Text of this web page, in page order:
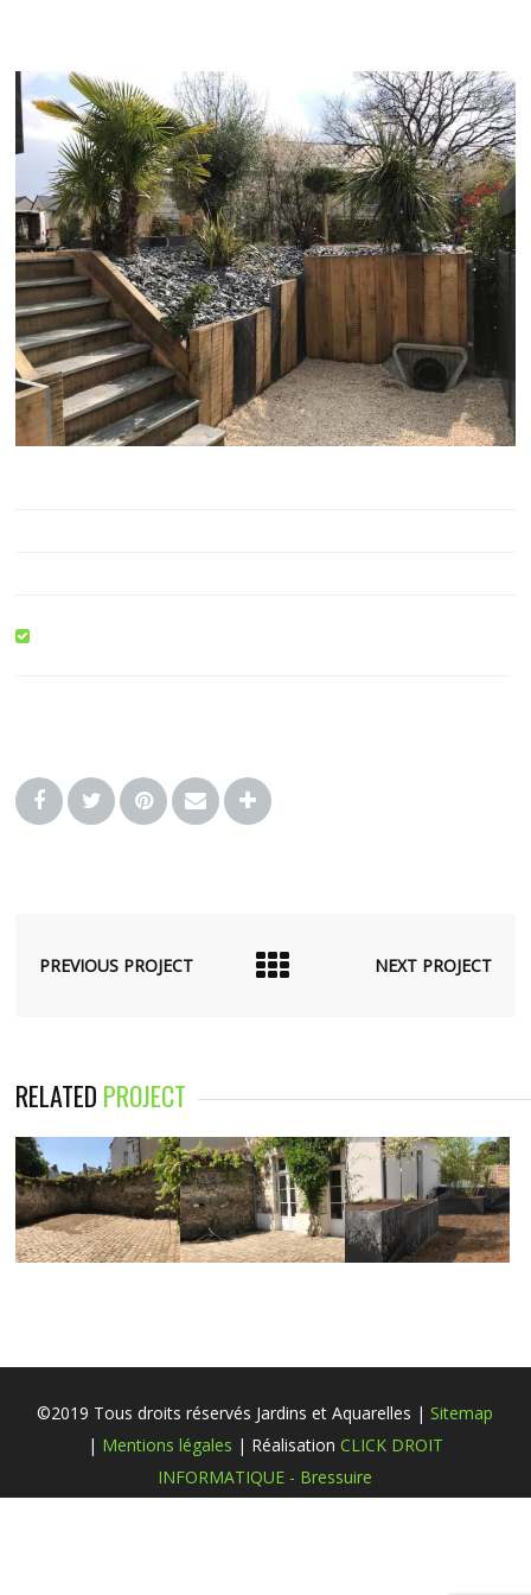
PREVIOUS PROJECT NEXT PROJECT
RELATED PROJECT
©2019 Tous droits réservés Jardins et Aquarelles | Sitemap
| Mentions légales | Réalisation CLICK DROIT
INFORMATIQUE - Bressuire